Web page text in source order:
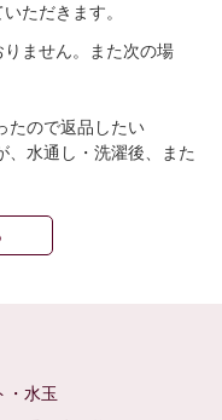
ただきます。
ません。また次の場
たので返品したい
、水通し・洗濯後、また
・水玉